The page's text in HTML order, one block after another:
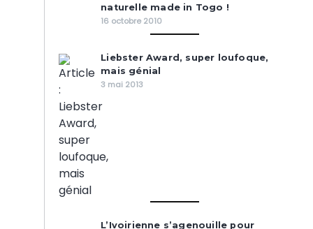
naturelle made in Togo !
16 octobre 2010
Liebster Award, super loufoque,
mais génial
3 mai 2013
L’Ivoirienne s’agenouille pour